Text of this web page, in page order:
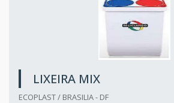
LIXEIRA MIX
ECOPLAST / BRASILIA - DF